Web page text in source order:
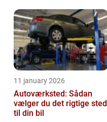
11 january 2026
Autoværksted: Sådan
vælger du det rigtige sted
til din bil